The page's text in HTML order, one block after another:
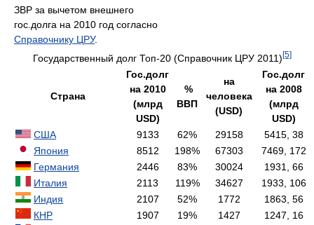
ЗВР за вычетом внешнего
гос.долга на 2010 год согласно
Справочнику ЦРУ.
Государственный долг Топ-20 (Справочник ЦРУ 2011) [5]
Страна
Гос.долг
на 2010
(млрд
USD)
%
ВВП
на
человека
(USD)
Гос.долг
на 2008
(млрд
USD)
США
9133 62% 29158
5415, 38
Япония
8512 198% 67303
7469, 172
Германия
2446 83% 30024
1931, 66
Италия
2113 119% 34627
1933, 106
Индия
2107 52% 1772
1863, 56
КНР
1907 19% 1427
1247, 16